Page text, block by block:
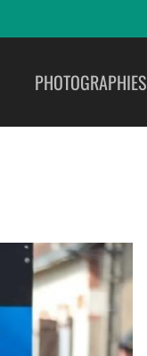
PHOTOGRAPHIES